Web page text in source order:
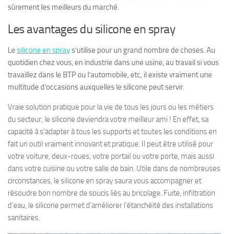
sûrement les meilleurs du marché.
Les avantages du silicone en spray
Le silicone en sprays’utilise pour un grand nombre de choses. Au
quotidien chez vous, en industrie dans une usine, au travail si vous
travaillez dans le BTP ou l’automobile, etc, il existe vraiment une
multitude d’occasions auxquelles le silicone peut servir.
Vraie solution pratique pour la vie de tous les jours ou les métiers
du secteur, le silicone deviendra votre meilleur ami ! En effet, sa
capacité à s’adapter à tous les supports et toutes les conditions en
fait un outil vraiment innovant et pratique. Il peut être utilisé pour
votre voiture, deux-roues, votre portail ou votre porte, mais aussi
dans votre cuisine ou votre salle de bain. Utile dans de nombreuses
circonstances, le silicone en spray saura vous accompagner et
résoudre bon nombre de soucis liés au bricolage. Fuite, infiltration
d’eau, le silicone permet d’améliorer l’étanchéité des installations
sanitaires.